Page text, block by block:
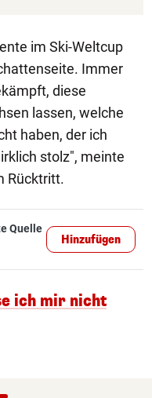
im Ski-Weltcup
Immer
diese
lassen, welche
haben, der ich
stolz", meinte
Rücktritt.
Quelle
Hinzufügen
ich mir nicht